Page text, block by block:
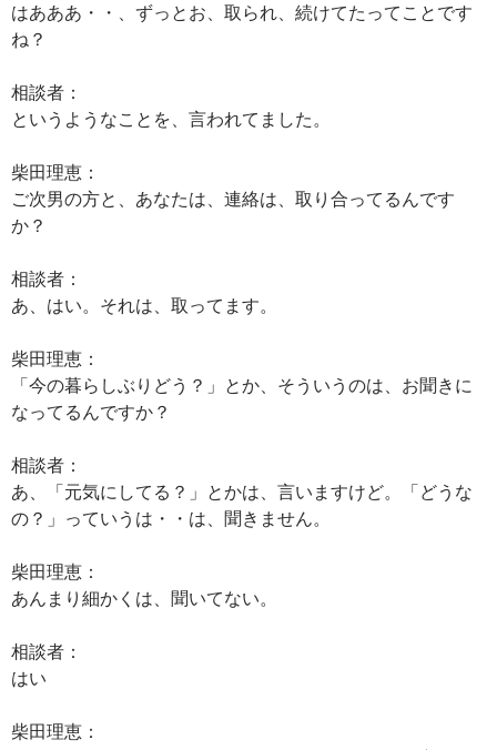
はあああ・・、ずっとお、取られ、続けてたってことです
ね？
相談者：
というようなことを、言われてました。
柴田理恵：
ご次男の方と、あなたは、連絡は、取り合ってるんです
か？
相談者：
あ、はい。それは、取ってます。
柴田理恵：
「今の暮らしぶりどう？」とか、そういうのは、お聞きに
なってるんですか？
相談者：
あ、「元気にしてる？」とかは、言いますけど。「どうな
の？」っていうは・・は、聞きません。
柴田理恵：
あんまり細かくは、聞いてない。
相談者：
はい
柴田理恵：